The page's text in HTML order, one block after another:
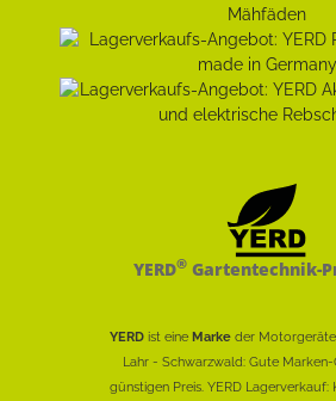
YERD®Gartentechnik-
YERD ist eine Marke der Motorgeräte
Lahr - Schwarzwald: Gute
günstigen Preis. YERD Lagerverkauf: